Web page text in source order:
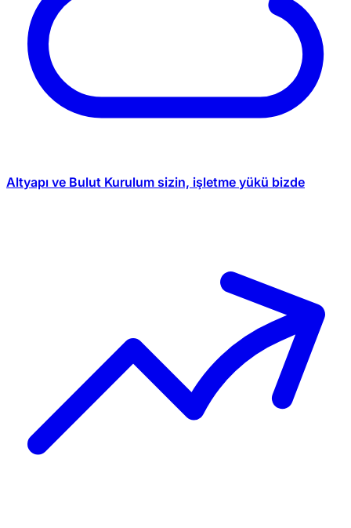
Altyapı ve Bulut Kurulum sizin, işletme yükü bizde